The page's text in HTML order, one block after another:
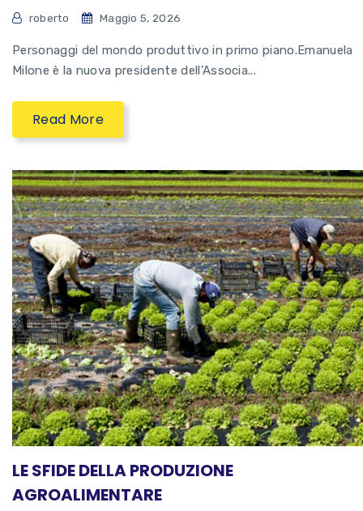
roberto Maggio 5, 2026
Personaggi del mondo produttivo in primo piano.Emanuela
Milone è la nuova presidente dell’Associa...
Read More
LE SFIDE DELLA PRODUZIONE
AGROALIMENTARE